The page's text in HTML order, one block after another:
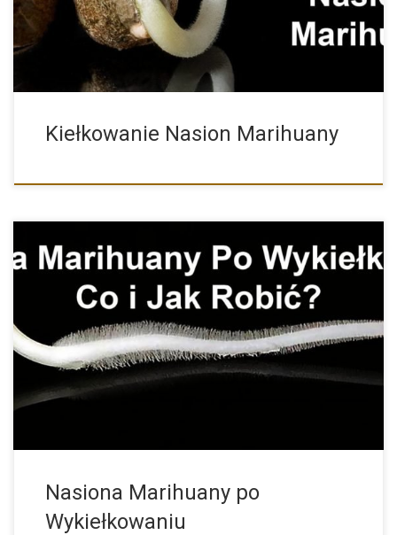
Kiełkowanie Nasion Marihuany
Wykiełkowane Nasiona Marihuany i Konopi – Co i Jak z […]
Nasiona Marihuany po
Wykiełkowaniu